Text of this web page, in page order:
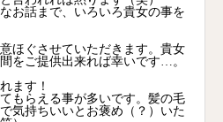
お話まで、いろいろ貴女の事を
ほぐさせていただきます。貴女
をご提供出来れば幸いです…。
ます！
もらえる事が多いです。髪の毛
気持ちいいとお褒め（？）いた